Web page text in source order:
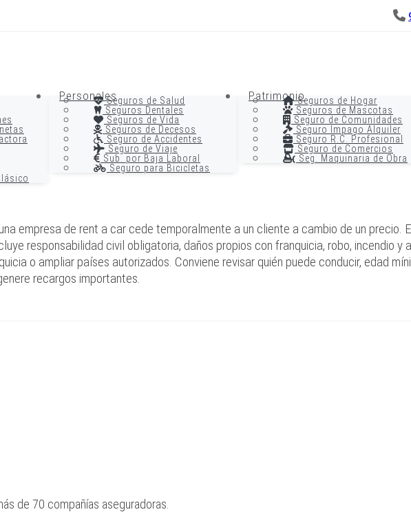
PersonalesSeguros de Salud
Seguros Dentales
Seguros de Vida
Seguros de Decesos
Seguro de Accidentes
Seguro de Viaje
Sub. por Baja Laboral
Seguro para Bicicletas
PatrimonioSeguros de Hogar
Seguros de Mascotas
Seguro de Comunidades
Seguro Impago Alquiler
Seguro R.C. Profesional
Seguro de Comercios
Seg. Maquinaria de Obra
empresa de rent a car cede temporalmente a un cliente a cambio de un precio.
responsabilidad civil obligatoria, daños propios con franquicia, robo, incendio y
o ampliar países autorizados. Conviene revisar quién puede conducir, edad
recargos importantes.
de 70 compañías aseguradoras.